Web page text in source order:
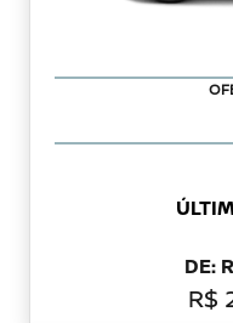
DE:
R$